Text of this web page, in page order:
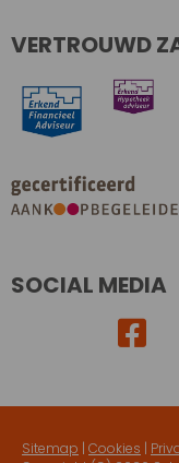
VERTROUWD
SOCIAL MEDIA
Sitemap | Cookies |